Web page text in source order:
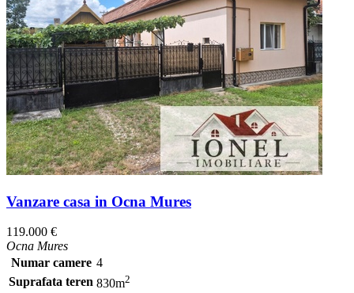
Vanzare casa in Ocna Mures
119.000 €
Ocna Mures
Numar camere 4
Suprafata teren 830m2